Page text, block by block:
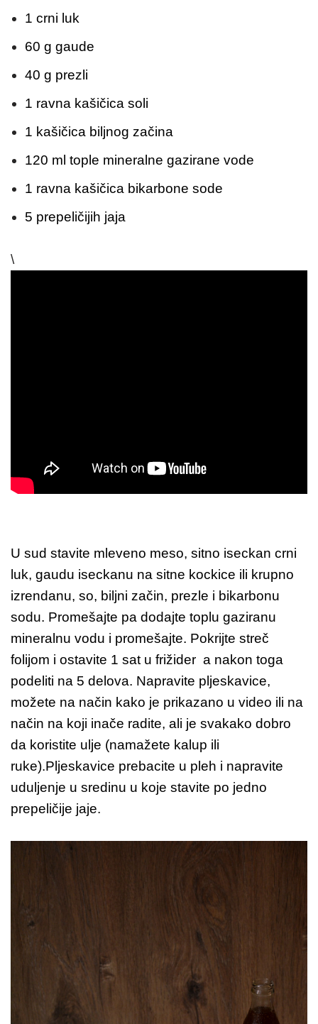
1 crni luk
60 g gaude
40 g prezli
1 ravna kašičica soli
1 kašičica biljnog začina
120 ml tople mineralne gazirane vode
1 ravna kašičica bikarbone sode
5 prepeličijih jaja
\
U sud stavite mleveno meso, sitno iseckan crni
luk, gaudu iseckanu na sitne kockice ili krupno
izrendanu, so, biljni začin, prezle i bikarbonu
sodu. Promešajte pa dodajte toplu gaziranu
mineralnu vodu i promešajte. Pokrijte streč
folijom i ostavite 1 sat u frižider a nakon toga
podeliti na 5 delova. Napravite pljeskavice,
možete na način kako je prikazano u video ili na
način na koji inače radite, ali je svakako dobro
da koristite ulje (namažete kalup ili
ruke).Pljeskavice prebacite u pleh i napravite
uduljenje u sredinu u koje stavite po jedno
prepeličije jaje.